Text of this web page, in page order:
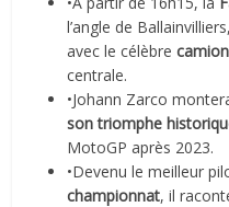
l’angle de
avec le célèbre
centrale.
•Johann Zarco
son triomphe
MotoGP après 2023.
•Devenu le meilleur
championnat, il